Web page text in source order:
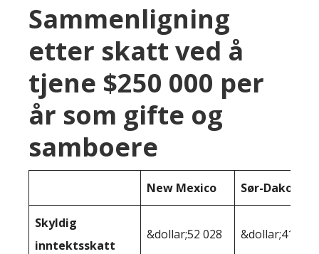
Sammenligning
etter skatt ved å
tjene $250 000 per
år som gifte og
samboere
New Mexico Sør-Dakota
Skyldig
inntektsskatt
&dollar;52 028 &dollar;41 455